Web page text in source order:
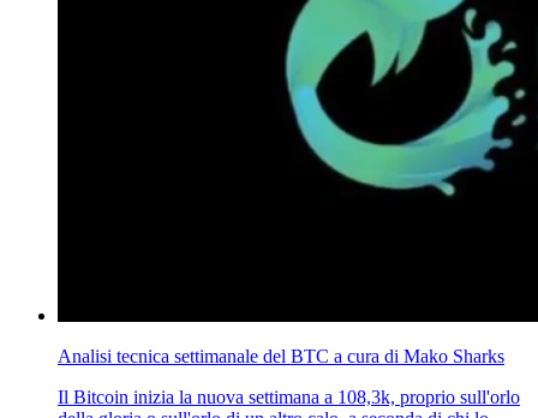
Analisi tecnica settimanale del BTC a cura di Mako Sharks
Il Bitcoin inizia la nuova settimana a 108,3k, proprio sull'orlo